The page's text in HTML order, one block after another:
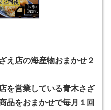
え店の海産物おまかせ２
を営業している青木さざ
品をおまかせで毎月１回